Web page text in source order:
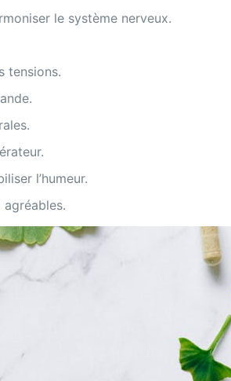
le système nerveux.
tensions.
l’humeur.